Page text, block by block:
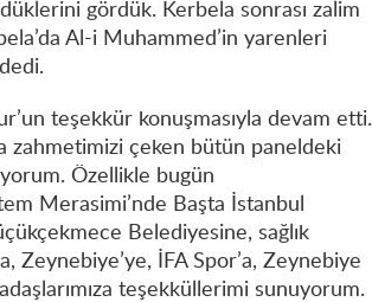
gördük. Kerbela sonrası zalim
Al-i Muhammed’in yarenleri
teşekkür konuşmasıyla devam etti.
zahmetimizi çeken bütün paneldeki
Özellikle bugün
Merasimi’nde Başta İstanbul
Belediyesine, sağlık
Zeynebiye’ye, İFA Spor’a, Zeynebiye
teşekküllerimi sunuyorum.